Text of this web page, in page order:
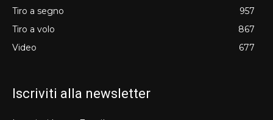
Tiro a segno
957
Tiro a volo
867
Video
677
Iscriviti alla newsletter